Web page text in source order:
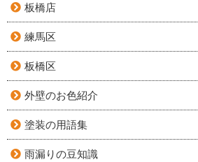
板橋店
練馬区
板橋区
外壁のお色紹介
塗装の用語集
雨漏りの豆知識